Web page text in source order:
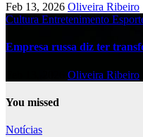
Feb 13, 2026 Oliveira Ribeiro
Cultura Entretenimento
Empresa russa diz ter
Oliveira Ribeiro
You missed
Notícias